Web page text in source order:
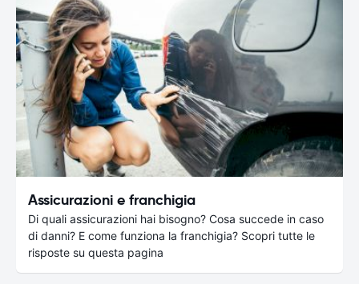
Assicurazioni e franchigia
Di quali assicurazioni hai bisogno? Cosa succede in caso
di danni? E come funziona la franchigia? Scopri tutte le
risposte su questa pagina